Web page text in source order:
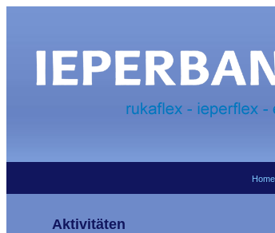
Home
Aktivitäten